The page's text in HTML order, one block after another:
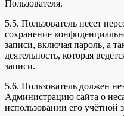
Пользователя.
5.5. Пользователь несет
сохранение
записи, включая пароль, а
деятельность, которая
записи.
5.6. Пользователь должен
Администрацию сайта о
использовании его